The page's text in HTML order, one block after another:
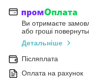
Ви отримаєте
або гроші
Детальніше
Післяплата
Оплата на рахунок